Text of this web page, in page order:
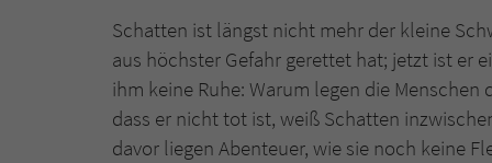
Schatten ist längst nicht mehr der kleine
aus höchster Gefahr gerettet hat; jetzt ist er
ihm keine Ruhe: Warum legen die Menschen
dass er nicht tot ist, weiß Schatten
davor liegen Abenteuer, wie sie noch keine